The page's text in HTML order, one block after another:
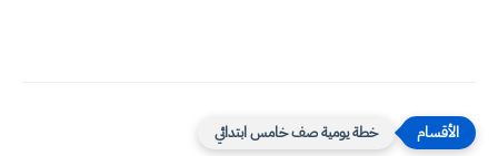
خطة يومية صف خامس ابتدائي